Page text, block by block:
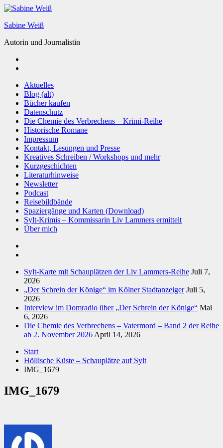
Zum
springen
Sabine Weiß
Autorin und Journalistin
Aktuelles
Blog (alt)
Bücher kaufen
Datenschutz
Die Chemie des Verbrechens – Krimi-Reihe
Historische Romane
Impressum
Kontakt, Lesungen und Presse
Kreatives Schreiben / Workshops und mehr
Kurzgeschichten
Literaturhinweise
Newsletter
Podcast
Reisebildbände
Spaziergänge und Karten (Download)
Sylt-Krimis – Kommissarin Liv Lammers ermittelt
Über mich
Sylt-Karte mit Schauplätzen der Liv Lammers-Reihe Juli 7,
2026
„Der Schrein der Könige“ im Kölner Stadtanzeiger Juli 5,
2026
Interview im Domradio über „Der Schrein der Könige“ Mai
6, 2026
Die Chemie des Verbrechens – Vatermord – Band 2 der Reihe
ab 2. November 2026 April 14, 2026
Start
Höllische Küste – Schauplätze auf Sylt
IMG_1679
IMG_1679